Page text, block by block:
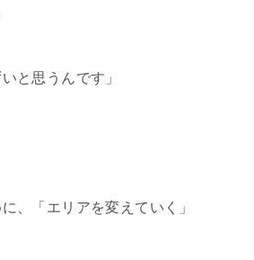
と思うんです」
、「エリアを変えていく」